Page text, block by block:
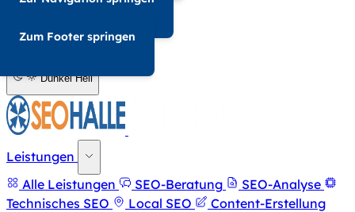
Zum Footer springen
A- A+
Dunkel Hell
Leistungen
Alle Leistungen
SEO-Beratung
SEO-Analyse
Technisches SEO
Local SEO
Content-Erstellung